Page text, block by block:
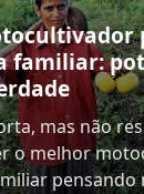
familiar:
mas não
o melhor
pensando